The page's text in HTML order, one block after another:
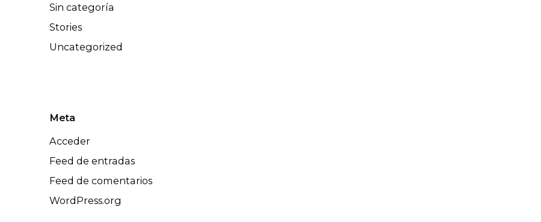
Sin categoría
Stories
Uncategorized
Meta
Acceder
Feed de entradas
Feed de comentarios
WordPress.org